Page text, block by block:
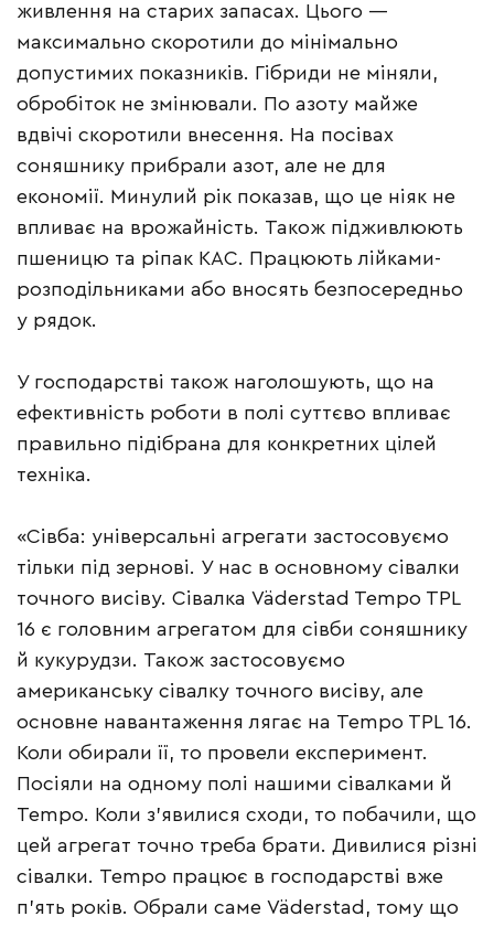
живлення на старих запасах. Цього —
максимально скоротили до мінімально
допустимих показників. Гібриди не міняли,
обробіток не змінювали. По азоту майже
вдвічі скоротили внесення. На посівах
соняшнику прибрали азот, але не для
економії. Минулий рік показав, що це ніяк не
впливає на врожайність. Також підживлюють
пшеницю та ріпак КАС. Працюють лійками-
розподільниками або вносять безпосередньо
у рядок.
У господарстві також наголошують, що на
ефективність роботи в полі суттєво впливає
правильно підібрана для конкретних цілей
техніка.
«Сівба: універсальні агрегати застосовуємо
тільки під зернові. У нас в основному сівалки
точного висіву. Сівалка Väderstad Tempo TPL
16 є головним агрегатом для сівби соняшнику
й кукурудзи. Також застосовуємо
американську сівалку точного висіву, але
основне навантаження лягає на Tempo TPL 16.
Коли обирали її, то провели експеримент.
Посіяли на одному полі нашими сівалками й
Tempo. Коли з’явилися сходи, то побачили, що
цей агрегат точно треба брати. Дивилися різні
сівалки. Tempo працює в господарстві вже
п’ять років. Обрали саме Väderstad, тому що